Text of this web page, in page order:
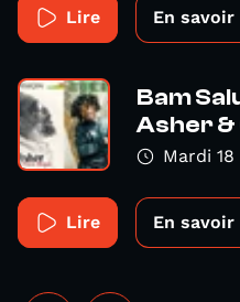
Lire En savoir
Bam
Asher &
Mardi
Lire En savoir